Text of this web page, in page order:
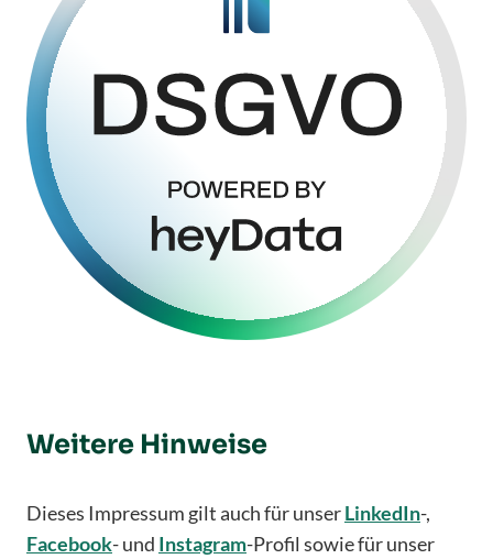
Weitere Hinweise
Dieses Impressum gilt auch für unserLinkedIn-,
Facebook- und Instagram-Profil sowie für unser